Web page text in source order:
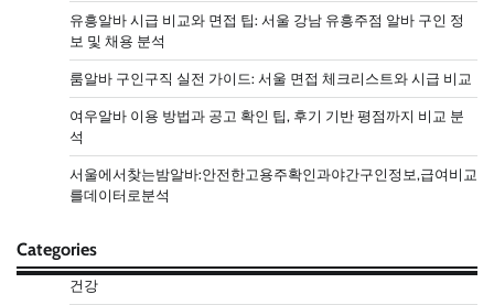
유흥알바 시급 비교와 면접 팁: 서울 강남 유흥주점 알바 구인 정
보 및 채용 분석
룸알바 구인구직 실전 가이드: 서울 면접 체크리스트와 시급 비교
여우알바 이용 방법과 공고 확인 팁, 후기 기반 평점까지 비교 분
석
서울에서찾는밤알바:안전한고용주확인과야간구인정보,급여비교
를데이터로분석
Categories
건강